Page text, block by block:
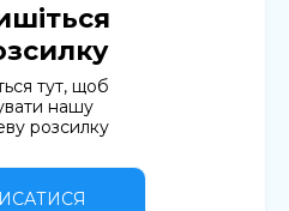
тут, щоб
нашу
розсилку